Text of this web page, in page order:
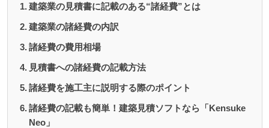
建築業の見積書に記載のある“諸経費”とは
建築業の諸経費の内訳
諸経費の費用相場
見積書への諸経費の記載方法
諸経費を施工主に説明する際のポイント
諸経費の記載も簡単！建築見積ソフトなら「Kensuke
Neo」